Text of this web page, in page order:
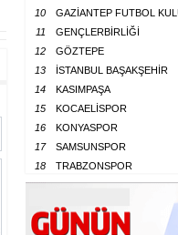
10
GAZİANTEP FUTBOL
11
GENÇLERBİRLİĞİ
12
GÖZTEPE
13
İSTANBUL BAŞAKŞEHİR
14
KASIMPAŞA
15
KOCAELİSPOR
16
KONYASPOR
17
SAMSUNSPOR
18
TRABZONSPOR